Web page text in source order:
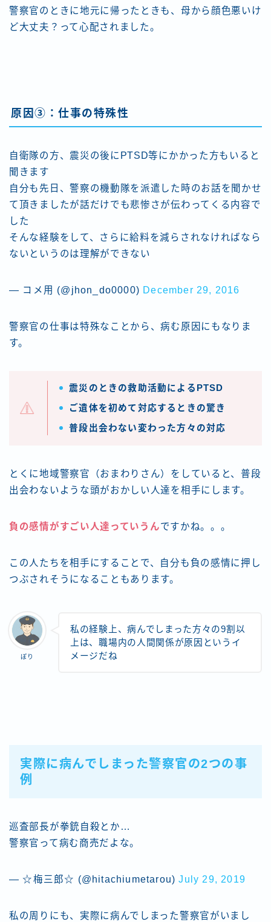
警察官のときに地元に帰ったときも、母から顔色悪いけ
ど大丈夫？って心配されました。
原因③：仕事の特殊性
自衛隊の方、震災の後にPTSD等にかかった方もいると
聞きます
自分も先日、警察の機動隊を派遣した時のお話を聞かせ
て頂きましたが話だけでも悲惨さが伝わってくる内容で
した
そんな経験をして、さらに給料を減らされなければなら
ないというのは理解ができない
— コメ用 (@jhon_do0000) December 29, 2016
警察官の仕事は特殊なことから、病む原因にもなりま
す。
震災のときの救助活動によるPTSD
ご遺体を初めて対応するときの驚き
普段出会わない変わった方々の対応
とくに地域警察官（おまわりさん）をしていると、普段
出会わないような頭がおかしい人達を相手にします。
負の感情がすごい人達っていうんですかね。。。
この人たちを相手にすることで、自分も負の感情に押し
つぶされそうになることもあります。
ぽり
私の経験上、病んでしまった方々の9割以
上は、職場内の人間関係が原因というイ
メージだね
実際に病んでしまった警察官の2つの事
例
巡査部長が拳銃自殺とか…
警察官って病む商売だよな。
— ☆梅三郎☆ (@hitachiumetarou)July 29, 2019
私の周りにも、実際に病んでしまった警察官がいまし